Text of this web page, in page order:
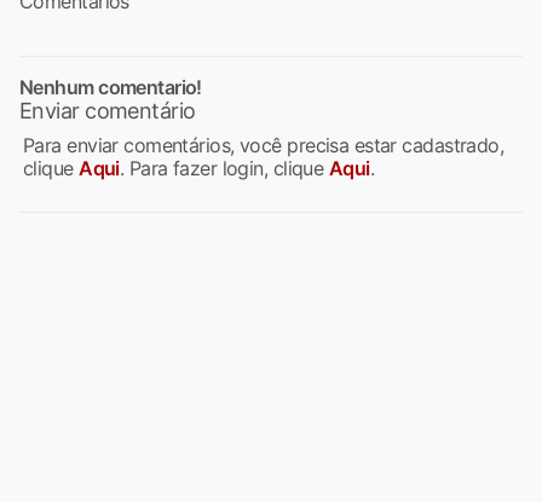
Nenhum comentario!
Enviar comentário
Para enviar comentários, você precisa estar cadastrado,
cliqueAqui. Para fazer login, clique Aqui.